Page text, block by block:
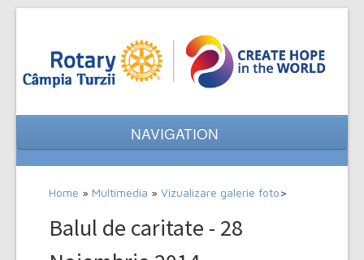
NAVIGATION
Home
Despre noi
Evenimente
Home » Multimedia » Vizualizare galerie foto>
Balul de caritate - 28